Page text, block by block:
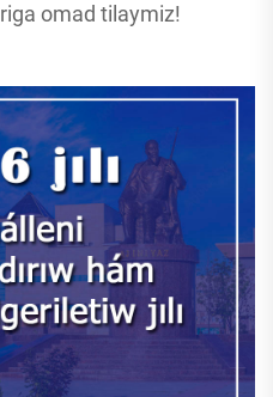
omad tilaymiz!